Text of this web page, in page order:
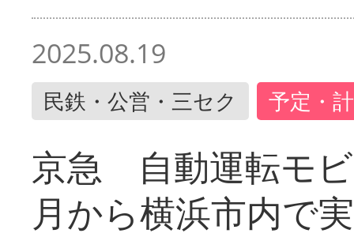
2025.08.19
民鉄・公営・三セク 予定・
京急 自動運転モ
月から横浜市内で